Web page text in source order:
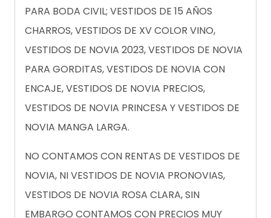
PARA BODA CIVIL; VESTIDOS DE 15 AÑOS
CHARROS, VESTIDOS DE XV COLOR VINO,
VESTIDOS DE NOVIA 2023, VESTIDOS DE NOVIA
PARA GORDITAS, VESTIDOS DE NOVIA CON
ENCAJE, VESTIDOS DE NOVIA PRECIOS,
VESTIDOS DE NOVIA PRINCESA Y VESTIDOS DE
NOVIA MANGA LARGA.
NO CONTAMOS CON RENTAS DE VESTIDOS DE
NOVIA, NI VESTIDOS DE NOVIA PRONOVIAS,
VESTIDOS DE NOVIA ROSA CLARA, SIN
EMBARGO CONTAMOS CON PRECIOS MUY